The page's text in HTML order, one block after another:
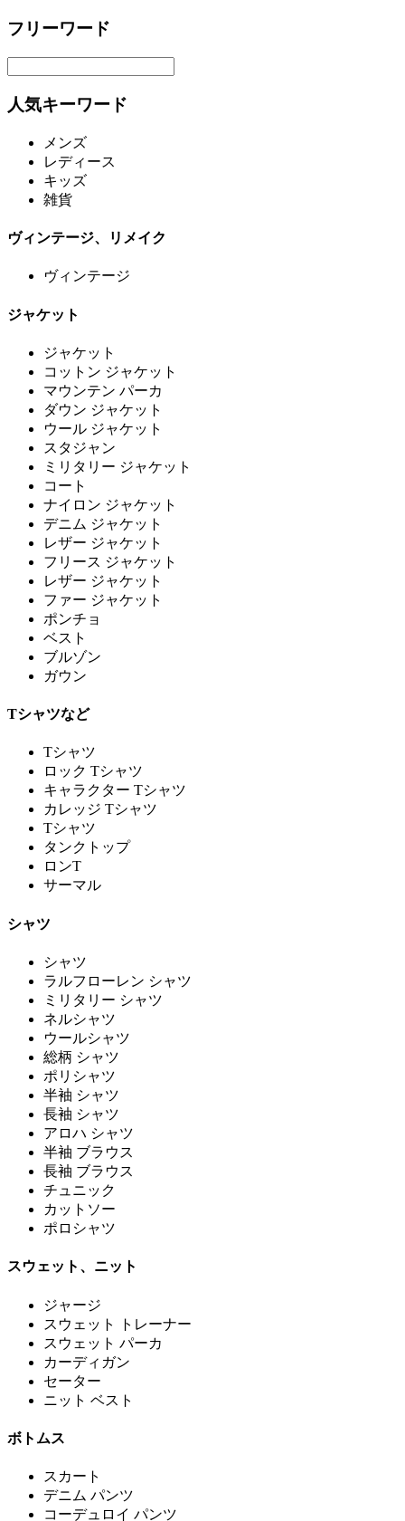
フリーワード
人気キーワード
メンズ
レディース
キッズ
雑貨
ヴィンテージ、リメイク
ヴィンテージ
ジャケット
ジャケット
コットン ジャケット
マウンテン パーカ
ダウン ジャケット
ウール ジャケット
スタジャン
ミリタリー ジャケット
コート
ナイロン ジャケット
デニム ジャケット
レザー ジャケット
フリース ジャケット
レザー ジャケット
ファー ジャケット
ポンチョ
ベスト
ブルゾン
ガウン
Tシャツなど
Tシャツ
ロック Tシャツ
キャラクター Tシャツ
カレッジ Tシャツ
Tシャツ
タンクトップ
ロンT
サーマル
シャツ
シャツ
ラルフローレン シャツ
ミリタリー シャツ
ネルシャツ
ウールシャツ
総柄 シャツ
ポリシャツ
半袖 シャツ
長袖 シャツ
アロハ シャツ
半袖 ブラウス
長袖 ブラウス
チュニック
カットソー
ポロシャツ
スウェット、ニット
ジャージ
スウェット トレーナー
スウェット パーカ
カーディガン
セーター
ニット ベスト
ボトムス
スカート
デニム パンツ
コーデュロイ パンツ